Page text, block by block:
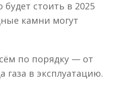
будет стоить в 2025
камни могут
по порядку — от
газа в эксплуатацию.